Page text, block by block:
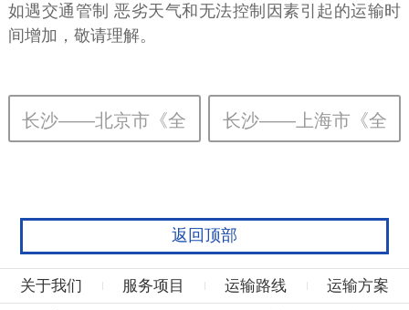
如遇交通管制 恶劣天气和无法控制因素引起的运输时
间增加，敬请理解。
长沙——北京市《全 长沙——上海市《全
返回顶部
关于我们 服务项目 运输路线 运输方案